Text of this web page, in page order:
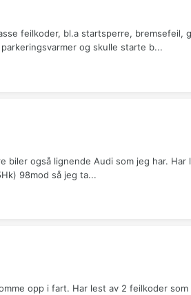
feilkoder, bl.a startsperre, bremsefeil,
og skulle starte b...
også lignende Audi som jeg har.
98mod så jeg ta...
opp i fart. Har lest av 2 feilkoder